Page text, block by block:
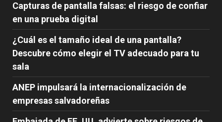
Capturas de pantalla falsas: el riesgo de confiar
en una prueba digital
¿Cuál es el tamaño ideal de una pantalla?
Descubre cómo elegir el TV adecuado para tu
sala
ANEP impulsará la internacionalización de
empresas salvadoreñas